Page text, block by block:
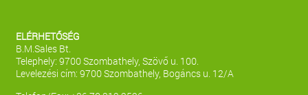
ELÉRHETŐSÉG
B.M.Sales Bt.
Telephely: 9700 Szombathely, Szövő u. 100.
Levelezési cím: 9700 Szombathely, Bogáncs u. 12/A